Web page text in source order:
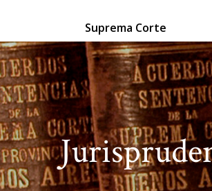
Suprema Corte